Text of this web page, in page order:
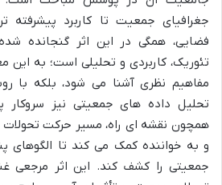
جغرافیای جمعیت تا کاربرد پیشرفته
فضایی، همگی در این اثر گنجانده
تئوریک، کاربردی و تحلیلی است؛ به این
مفاهیم نظری آشنا می شود، بلکه با
تحلیل داده های جمعیتی نیز سروکار
همچون نقشه ای راه، مسیر حرکت
و به خواننده کمک می کند تا
جمعیتی را کشف کند. این اثر مرجعی